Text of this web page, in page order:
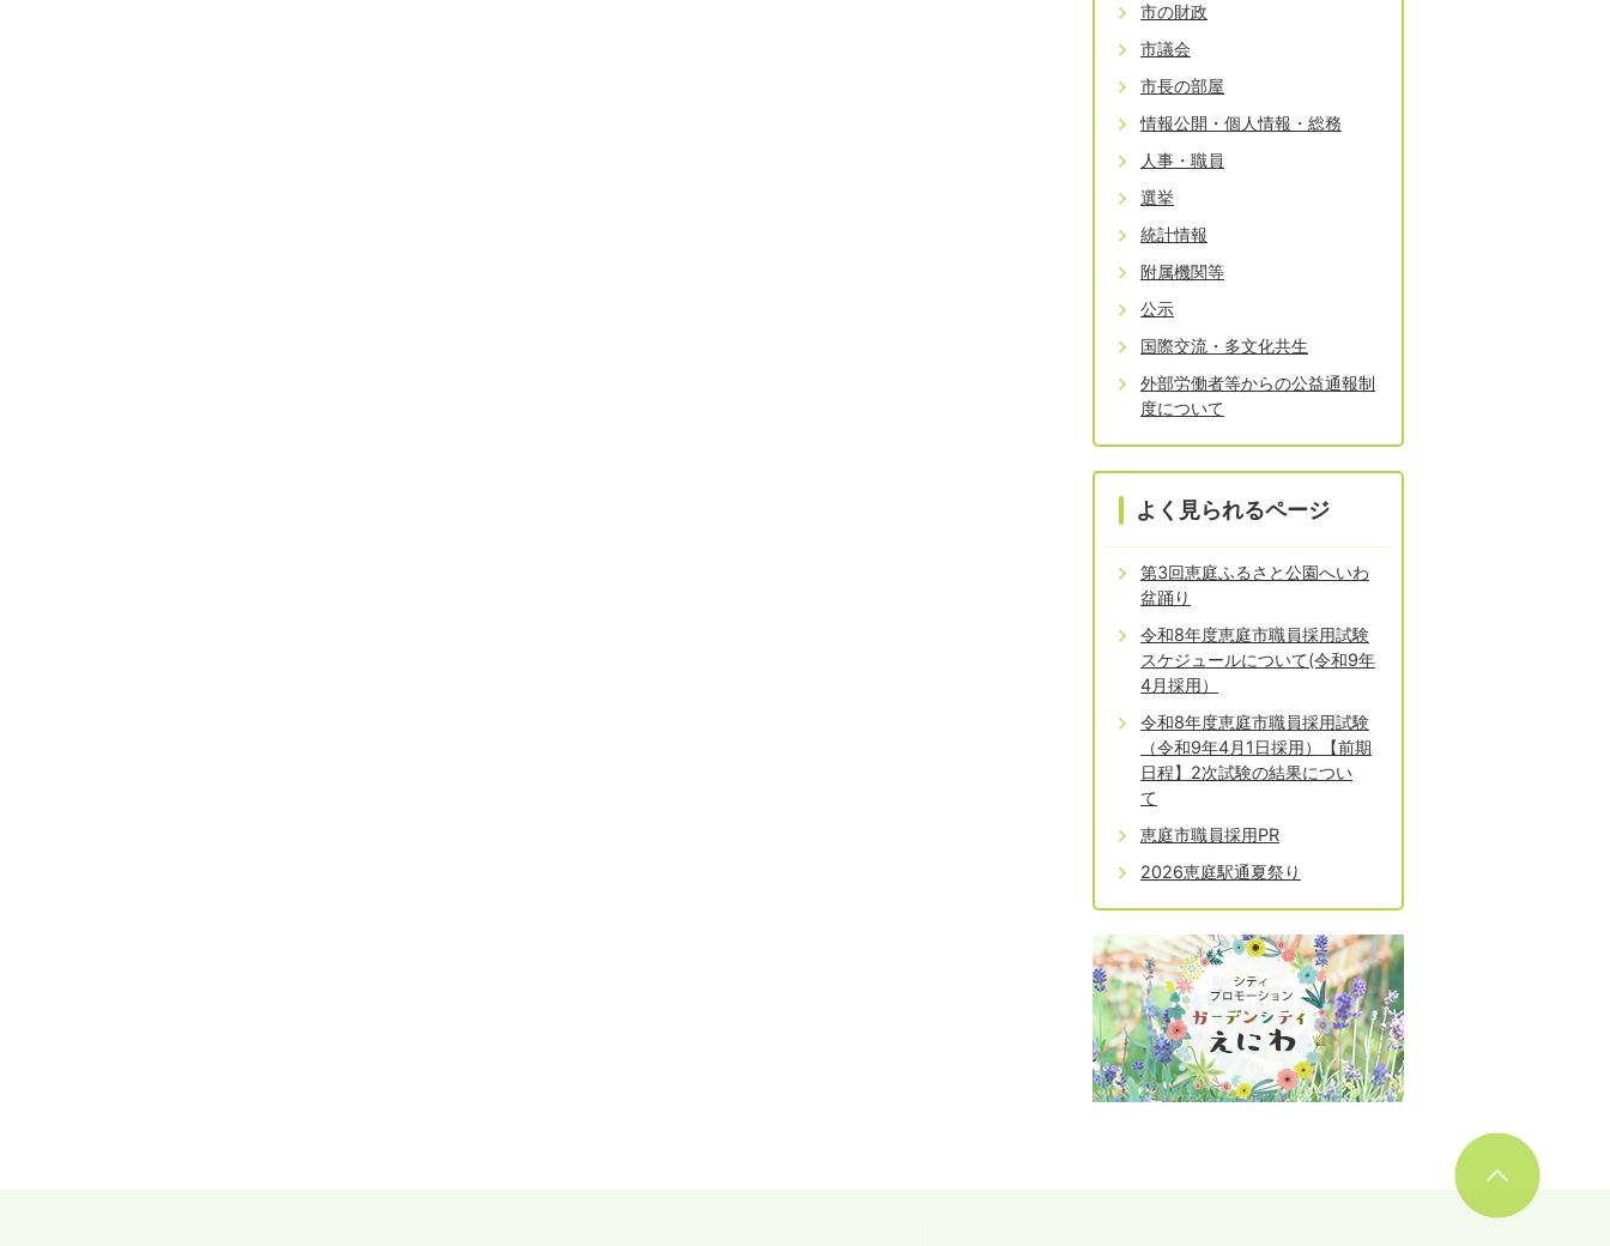
市の財政
市議会
市長の部屋
情報公開・個人情報・総務
人事・職員
選挙
統計情報
附属機関等
公示
国際交流・多文化共生
外部労働者等からの公益通報制
度について
よく見られるページ
第3回恵庭ふるさと公園へいわ
盆踊り
令和8年度恵庭市職員採用試験
スケジュールについて(令和9年
4月採用）
令和8年度恵庭市職員採用試験
（令和9年4月1日採用）【前期
日程】2次試験の結果につい
て
恵庭市職員採用PR
2026恵庭駅通夏祭り